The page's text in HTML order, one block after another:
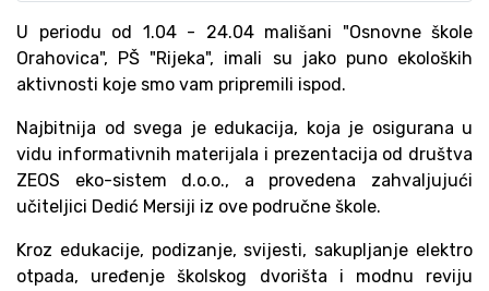
U periodu od 1.04 - 24.04 mališani "Osnovne škole
Orahovica", PŠ "Rijeka", imali su jako puno ekoloških
aktivnosti koje smo vam pripremili ispod.
Najbitnija od svega je edukacija, koja je osigurana u
vidu informativnih materijala i prezentacija od društva
ZEOS eko-sistem d.o.o., a provedena zahvaljujući
učiteljici Dedić Mersiji iz ove područne škole.
Kroz edukacije, podizanje, svijesti, sakupljanje elektro
otpada, uređenje školskog dvorišta i modnu reviju